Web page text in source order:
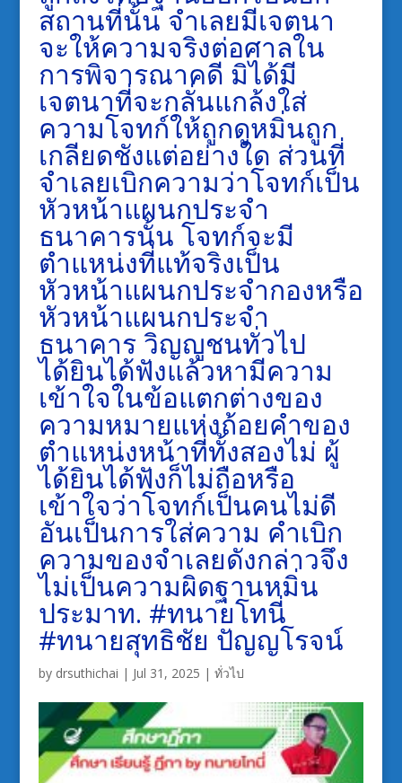
สถานที่นั้น จำเลยมีเจตนา
จะให้ความจริงต่อศาลใน
การพิจารณาคดี มิได้มี
เจตนาที่จะกลั่นแกล้งใส่
ความโจทก์ให้ถูกดูหมิ่นถูก
เกลียดชังแต่อย่างใด ส่วนที่
จำเลยเบิกความว่าโจทก์เป็น
หัวหน้าแผนกประจำ
ธนาคารนั้น โจทก์จะมี
ตำแหน่งที่แท้จริงเป็น
หัวหน้าแผนกประจำกองหรือ
หัวหน้าแผนกประจำ
ธนาคาร วิญญูชนทั่วไป
ได้ยินได้ฟังแล้วหามีความ
เข้าใจในข้อแตกต่างของ
ความหมายแห่งถ้อยคำของ
ตำแหน่งหน้าที่ทั้งสองไม่ ผู้
ได้ยินได้ฟังก็ไม่ถือหรือ
เข้าใจว่าโจทก์เป็นคนไม่ดี
อันเป็นการใส่ความ คำเบิก
ความของจำเลยดังกล่าวจึง
ไม่เป็นความผิดฐานหมิ่น
ประมาท. #ทนายโทนี่
#ทนายสุทธิชัย ปัญญโรจน์
by drsuthichai | Jul 31, 2025 | ทั่วไป